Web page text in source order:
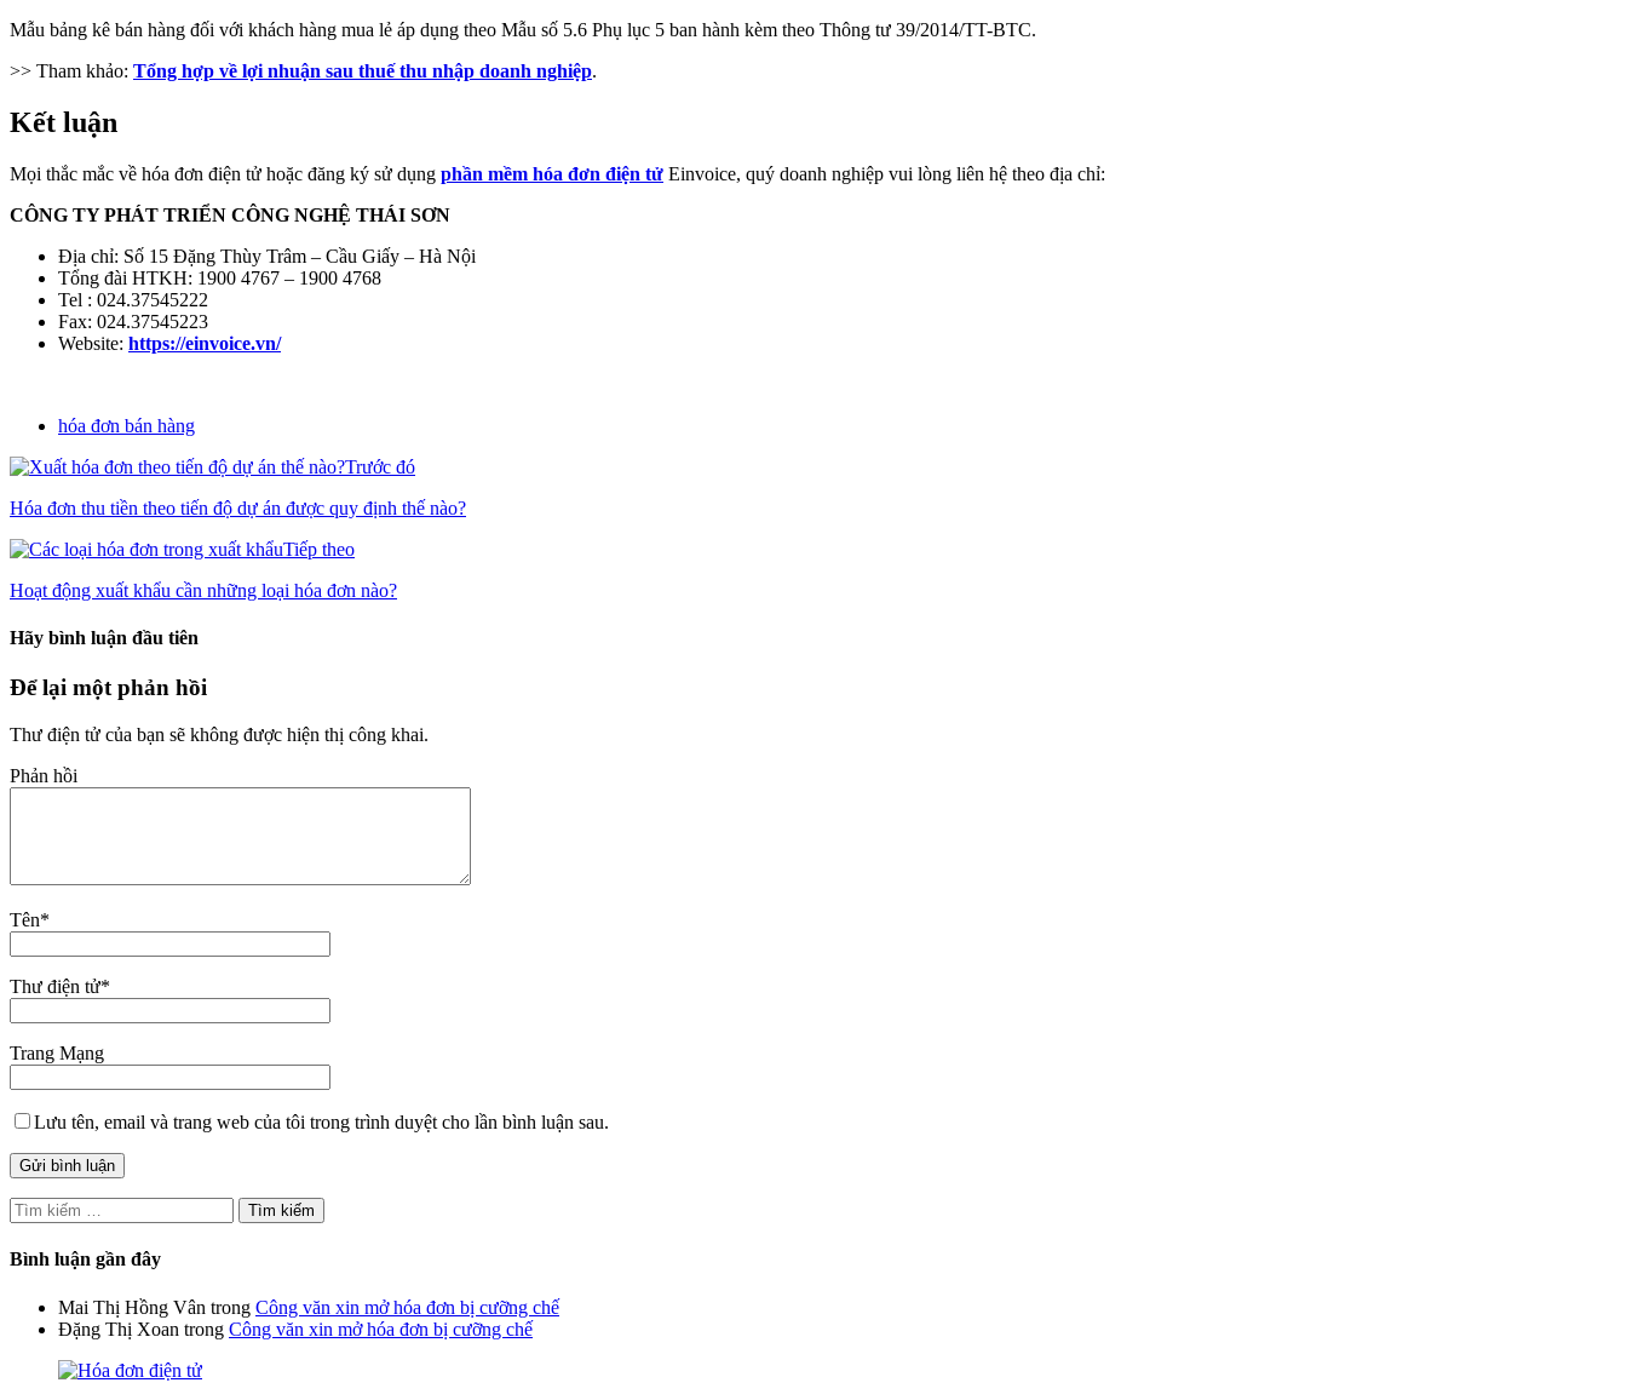
Mẫu bảng kê bán hàng đối với khách hàng mua lẻ áp dụng theo Mẫu số 5.6 Phụ lục 5 ban hành kèm theo Thông tư 39/2014/TT-BTC.
>> Tham khảo: Tổng hợp về lợi nhuận sau thuế thu nhập doanh nghiệp.
Kết luận
Mọi thắc mắc về hóa đơn điện tử hoặc đăng ký sử dụng phần mềm hóa đơn điện tử Einvoice, quý doanh nghiệp vui lòng liên hệ theo địa chỉ:
CÔNG TY PHÁT TRIỂN CÔNG NGHỆ THÁI SƠN
Địa chỉ: Số 15 Đặng Thùy Trâm – Cầu Giấy – Hà Nội
Tổng đài HTKH: 1900 4767 – 1900 4768
Tel : 024.37545222
Fax: 024.37545223
Website: https://einvoice.vn/
hóa đơn bán hàng
Trước đó
Hóa đơn thu tiền theo tiến độ dự án được quy định thế nào?
Tiếp theo
Hoạt động xuất khẩu cần những loại hóa đơn nào?
Hãy bình luận đầu tiên
Để lại một phản hồi
Thư điện tử của bạn sẽ không được hiện thị công khai.
Phản hồi
Tên*
Thư điện tử*
Trang Mạng
Lưu tên, email và trang web của tôi trong trình duyệt cho lần bình luận sau.
Tìm
kiếm
cho:
Bình luận gần đây
Mai Thị Hồng Vân trong Công văn xin mở hóa đơn bị cưỡng chế
Đặng Thị Xoan trong Công văn xin mở hóa đơn bị cưỡng chế